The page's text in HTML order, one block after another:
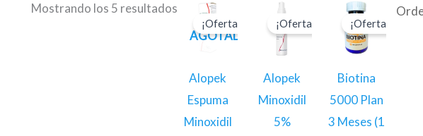
Mostrando los 5 resultados
AGOTADO
¡Oferta!
Alopek
Espuma
Minoxidil
precio
original
era:
actual
es:
¡Oferta!
Alopek
Minoxidil
5%
precio
original
era:
$34.000.
actual
¡Oferta!
Biotina
5000 Plan
3 Meses (1
precio
original
era:
$35.000.
precio
actual